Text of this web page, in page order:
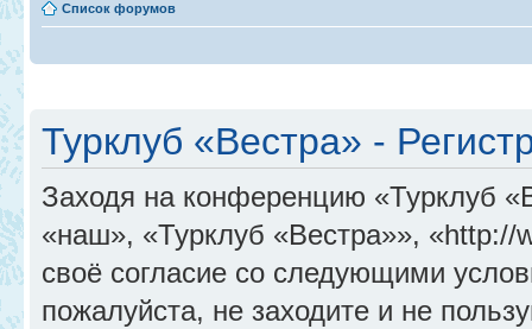
Список форумов
Турклуб «Вестра» -
Заходя на конференцию «Турклуб
«наш», «Турклуб «Вестра»»,
своё согласие со следующими
пожалуйста, не заходите и не